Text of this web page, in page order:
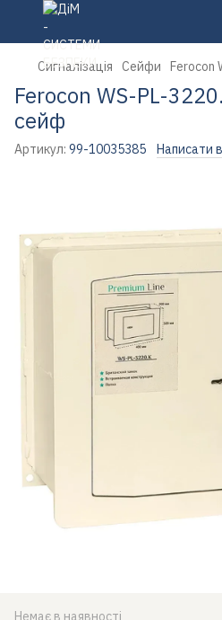
Сигналізація Сейфи Ferocon
Ferocon WS-PL-
сейф
Артикул: 99-10035385 Написати
Немає в наявності